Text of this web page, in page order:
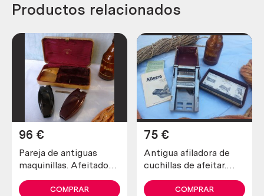
Productos relacionados
Pareja de antiguas
maquinillas. Afeitadora
schick.
96 €
COMPRAR
Antigua afiladora de
cuchillas de afeitar.
75 €
COMPRAR